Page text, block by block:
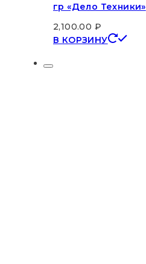
гр «Дело Техники»
2,100.00 ₽
В КОРЗИНУ